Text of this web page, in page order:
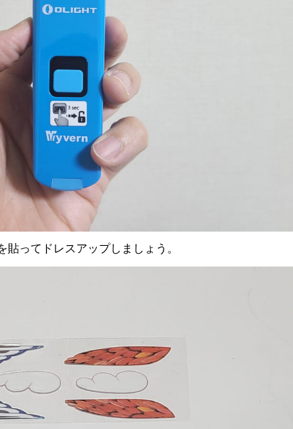
ってドレスアップしましょう。